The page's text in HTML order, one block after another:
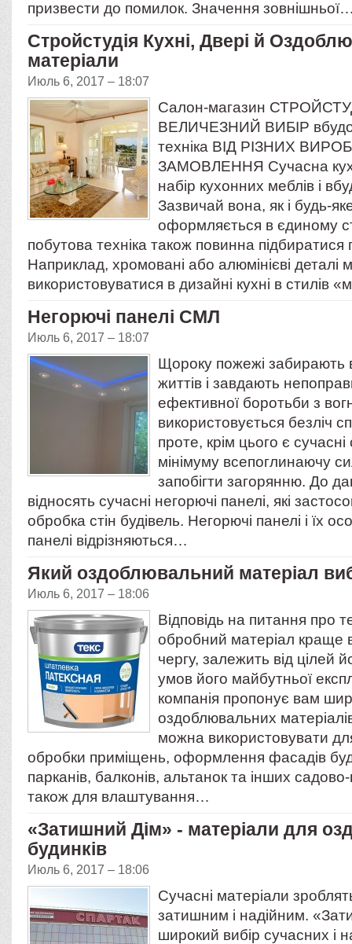
призвести до помилок. Значення
Стройстудія Кухні, Двері й
матеріали
Июль 6, 2017 – 18:07
Салон-магазин
ВЕЛИЧЕЗНИЙ ВИБІР
техніка ВІД РІЗНИХ
ЗАМОВЛЕННЯ Сучасна
набір кухонних меблів і
Зазвичай вона, як і будь-
оформляється в єдиному
побутова техніка також повинна підбиратися
Наприклад, хромовані або алюмінієві деталі
використовуватися в дизайні кухні в стилів
Негорючі панелі СМЛ
Июль 6, 2017 – 18:07
Щороку пожежі забирають
життів і завдають
ефективної боротьби з
використовується безліч
проте, крім цього є
мінімуму всепоглинаючу
запобігти загорянню. До
відносять сучасні негорючі панелі, які
обробка стін будівель. Негорючі панелі і їх
панелі відрізняються…
Який оздоблювальний матеріал
Июль 6, 2017 – 18:06
Відповідь на питання про
обробний матеріал краще
чергу, залежить від цілей
умов його майбутньої
компанія пропонує вам
оздоблювальних
можна використовувати
обробки приміщень, оформлення фасадів
парканів, балконів, альтанок та інших
також для влаштування…
«Затишний Дім» - матеріали для
будинків
Июль 6, 2017 – 18:06
Сучасні матеріали
затишним і надійним.
широкий вибір сучасних і